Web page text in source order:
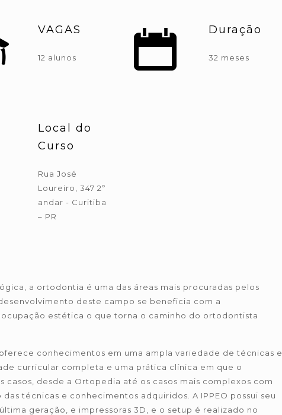
VAGAS
12 alunos
Duração
32 meses
Local do
Curso
Rua José
Loureiro, 347 2º
andar - Curitiba
– PR
a ortodontia é uma das áreas mais procuradas pelos
deste campo se beneficia com a
estética o que torna o caminho do ortodontista
conhecimentos em uma ampla variedade de técnicas e
curricular completa e uma prática clínica em que o
desde a Ortopedia até os casos mais complexos com
técnicas e conhecimentos adquiridos. A IPPEO possui seu
geração, e impressoras 3D, e o setup é realizado no